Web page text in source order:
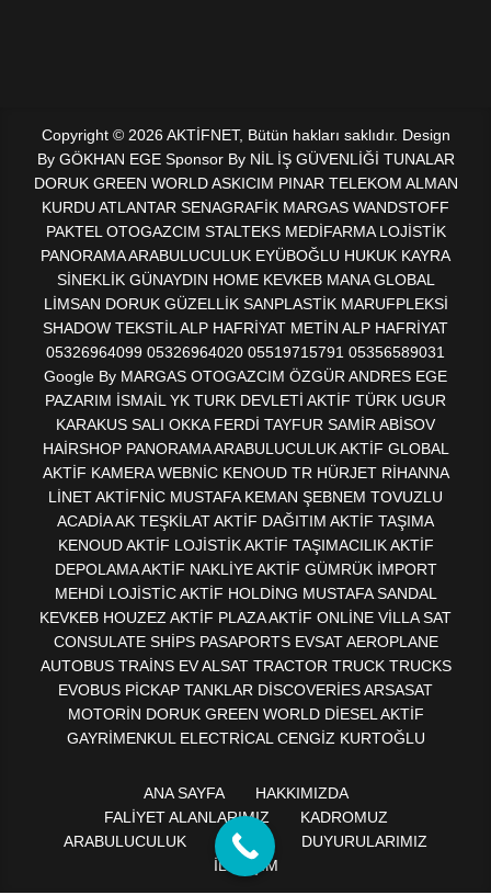
Copyright © 2026 AKTİFNET, Bütün hakları saklıdır. Design
By GÖKHAN EGE Sponsor By NİL İŞ GÜVENLİĞİ TUNALAR
DORUK GREEN WORLD ASKICIM PINAR TELEKOM ALMAN
KURDU ATLANTAR SENAGRAFİK MARGAS WANDSTOFF
PAKTEL OTOGAZCIM STALTEKS MEDİFARMA LOJİSTİK
PANORAMA ARABULUCULUK EYÜBOĞLU HUKUK KAYRA
SİNEKLİK GÜNAYDIN HOME KEVKEB MANA GLOBAL
LİMSAN DORUK GÜZELLİK SANPLASTİK MARUFPLEKSİ
SHADOW TEKSTİL ALP HAFRİYAT METİN ALP HAFRİYAT
05326964099 05326964020 05519715791 05356589031
Google By MARGAS OTOGAZCIM ÖZGÜR ANDRES EGE
PAZARIM İSMAİL YK TURK DEVLETİ AKTİF TÜRK UGUR
KARAKUS SALI OKKA FERDİ TAYFUR SAMİR ABİSOV
HAİRSHOP PANORAMA ARABULUCULUK AKTİF GLOBAL
AKTİF KAMERA WEBNİC KENOUD TR HÜRJET RİHANNA
LİNET AKTİFNİC MUSTAFA KEMAN ŞEBNEM TOVUZLU
ACADİA AK TEŞKİLAT AKTİF DAĞITIM AKTİF TAŞIMA
KENOUD AKTİF LOJİSTİK AKTİF TAŞIMACILIK AKTİF
DEPOLAMA AKTİF NAKLİYE AKTİF GÜMRÜK İMPORT
MEHDİ LOJİSTİC AKTİF HOLDİNG MUSTAFA SANDAL
KEVKEB HOUZEZ AKTİF PLAZA AKTİF ONLİNE VİLLA SAT
CONSULATE SHİPS PASAPORTS EVSAT AEROPLANE
AUTOBUS TRAİNS EV ALSAT TRACTOR TRUCK TRUCKS
EVOBUS PİCKAP TANKLAR DİSCOVERİES ARSASAT
MOTORİN DORUK GREEN WORLD DİESEL AKTİF
GAYRİMENKUL ELECTRİCAL CENGİZ KURTOĞLU
ANA SAYFA
HAKKIMIZDA
FALİYET ALANLARIMIZ
KADROMUZ
ARABULUCULUK
EĞİTİM
DUYURULARIMIZ
İLETİŞİM